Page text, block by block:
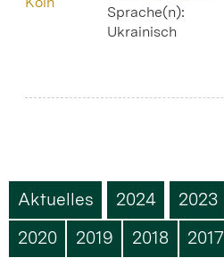
Sprache(n):
Ukrainisch
Aktuelles 2024 2023
2020
2019 2018 2017